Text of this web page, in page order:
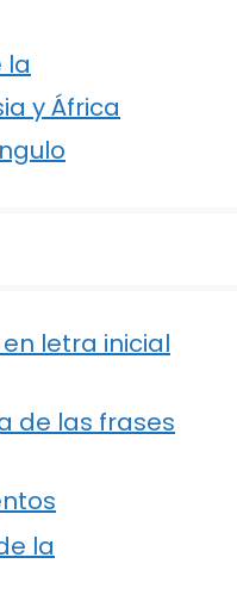
la
y África
letra inicial
de las frases
la